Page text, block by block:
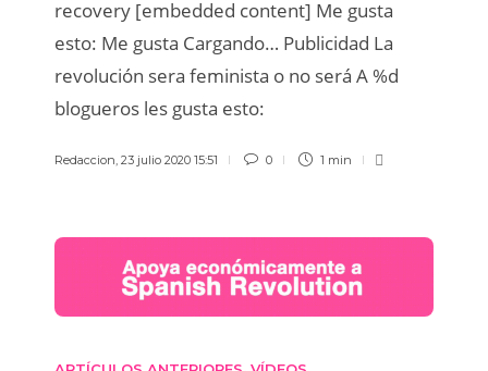
recovery [embedded content] Me gusta
esto: Me gusta Cargando… Publicidad La
revolución sera feminista o no será A %d
blogueros les gusta esto:
Redaccion 23 julio 2020 15:51 0 1 min